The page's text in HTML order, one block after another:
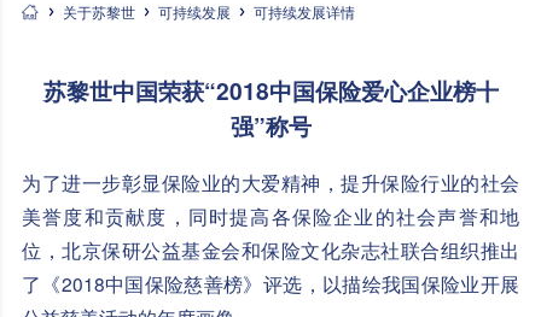
关于苏黎世 可持续发展 可持续发展详情
苏黎世中国荣获“2018中国保险爱心企业榜十
强”称号
为了进一步彰显保险业的大爱精神，提升保险行业的社会
美誉度和贡献度，同时提高各保险企业的社会声誉和地
位，北京保研公益基金会和保险文化杂志社联合组织推出
了《2018中国保险慈善榜》评选，以描绘我国保险业开展